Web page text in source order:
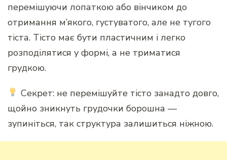
перемішуючи лопаткою або вінчиком до
отримання м’якого, густуватого, але не тугого
тіста. Тісто має бути пластичним і легко
розподілятися у формі, а не триматися
грудкою.
Секрет: не перемішуйте тісто занадто довго,
щойно зникнуть грудочки борошна —
зупиніться, так структура залишиться ніжною.